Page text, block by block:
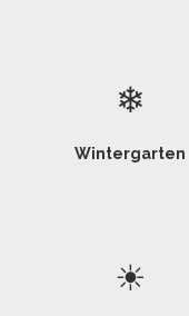
❄
Wintergarten
☀